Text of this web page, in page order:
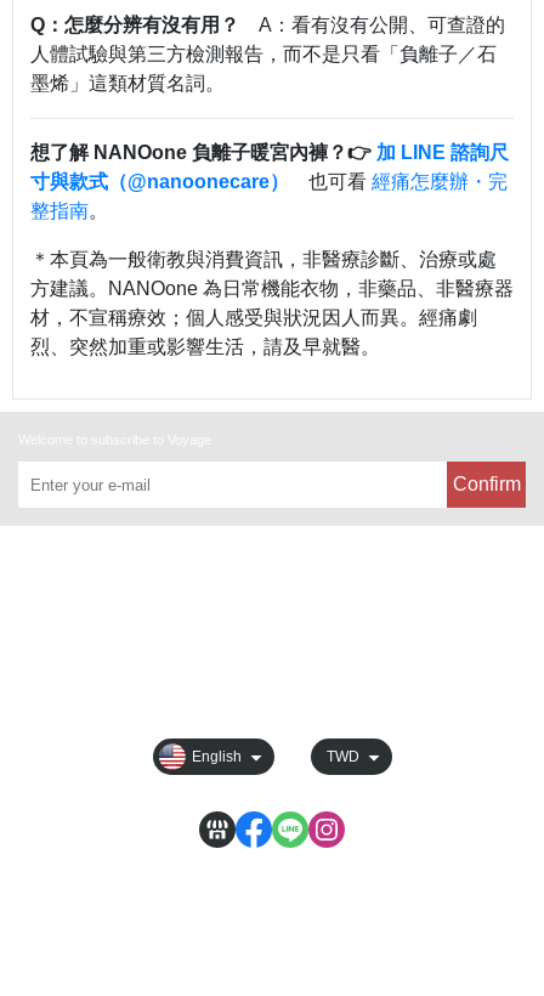
Q：怎麼分辨有沒有用？
A：看有沒有公開、可查證的
人體試驗與第三方檢測報告，而不是只看「負離子／石
墨烯」這類材質名詞。
想了解 NANOone 負離子暖宮內褲？👉 加 LINE 諮詢尺
寸與款式（@nanoonecare）
也可看 經痛怎麼辦・完
整指南。
＊本頁為一般衛教與消費資訊，非醫療診斷、治療或處
方建議。NANOone 為日常機能衣物，非藥品、非醫療器
材，不宣稱療效；個人感受與狀況因人而異。經痛劇
烈、突然加重或影響生活，請及早就醫。
Welcome to subscribe to Voyage
Confirm
English TWD